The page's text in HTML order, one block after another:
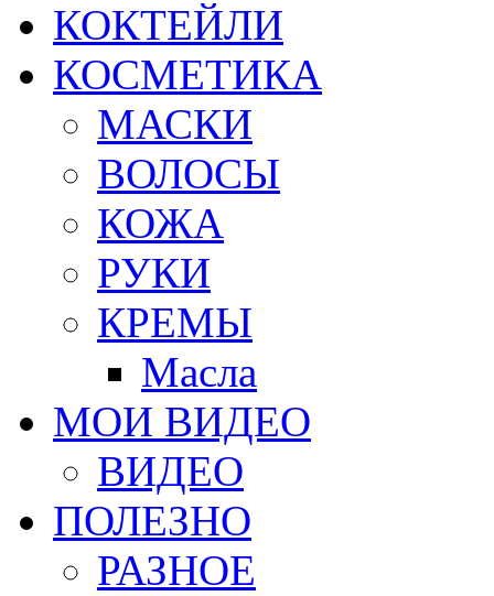
КОКТЕЙЛИ
КОСМЕТИКА
МАСКИ
ВОЛОСЫ
КОЖА
РУКИ
КРЕМЫ
Масла
МОИ ВИДЕО
ВИДЕО
ПОЛЕЗНО
РАЗНОЕ